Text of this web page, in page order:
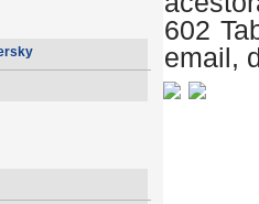
602
email,